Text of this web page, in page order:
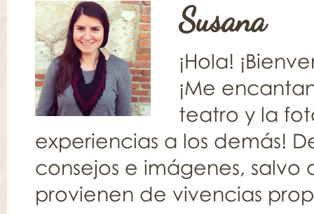
Susana
¡Hola!
¡Me
teatro y la
experiencias a los demás!
consejos e imágenes,
provienen de vivencias